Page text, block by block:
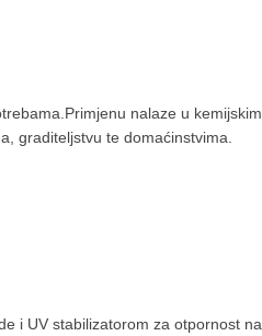
nalaze u kemijskim
graditeljstvu te domaćinstvima.
i UV stabilizatorom za otpornost na